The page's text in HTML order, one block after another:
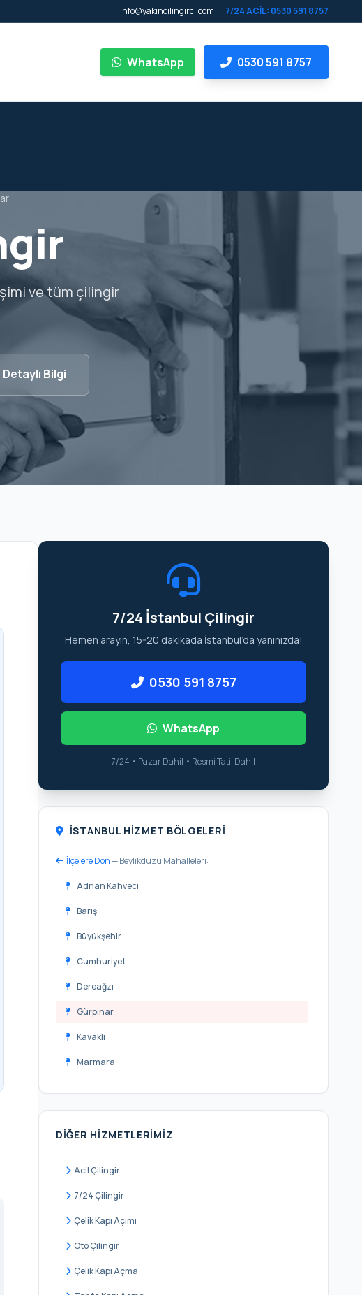
info@yakincilingirci.com 7/24 ACİL: 0530 591 8757
WhatsApp 0530 591 8757
ve tüm çilingir
Detaylı Bilgi
7/24 İstanbul Çilingir
Hemen arayın, 15-20 dakikada İstanbul’da yanınızda!
0530 591 8757
WhatsApp
7/24 • Pazar Dahil • Resmi Tatil Dahil
İSTANBUL HIZMET BÖLGELERI
İlçelere Dön— Beylikdüzü Mahalleleri:
Adnan Kahveci
Barış
Büyükşehir
Cumhuriyet
Dereağzı
Gürpınar
Kavaklı
Marmara
Yakuplu
DIĞER HIZMETLERIMIZ
Acil Çilingir
7/24 Çilingir
Çelik Kapı Açımı
Oto Çilingir
Çelik Kapı Açma